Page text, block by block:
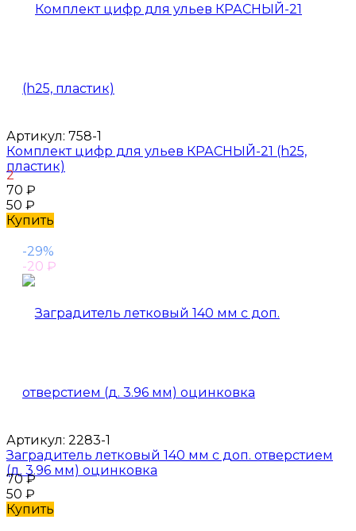
Артикул: 758-1
Комплект цифр для ульев КРАСНЫЙ-21 (h25,
пластик)
2
70 ₽
50 ₽
Купить
-29%
-20 ₽
Артикул: 2283-1
Заградитель летковый 140 мм с доп. отверстием
(д. 3.96 мм) оцинковка
70₽
50 ₽
Купить